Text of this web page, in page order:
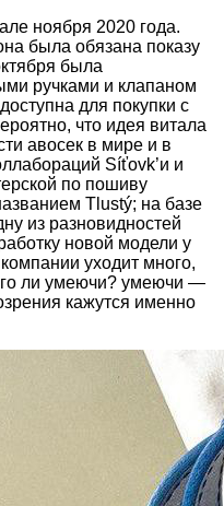
ноября 2020 года.
была обязана показу
была
ручками и клапаном
для покупки с
что идея витала
авосек в мире и в
Síťovk’и и
по пошиву
Tlustý; на базе
из разновидностей
новой модели у
уходит много,
ли умеючи? умеючи —
кажутся именно